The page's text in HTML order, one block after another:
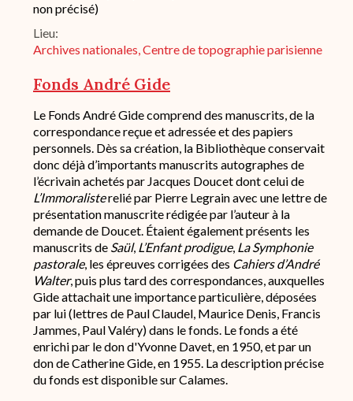
fond
/
historique
de
non précisé)
Lieu
Archives nationales, Centre de topographie parisienne
Fonds André Gide
Description
succincte
fond
/
historique
de
conservation
Le Fonds André Gide comprend des manuscrits, de la
correspondance reçue et adressée et des papiers
personnels. Dès sa création, la Bibliothèque conservait
donc déjà d’importants manuscrits autographes de
l’écrivain achetés par Jacques Doucet dont celui de
L’Immoralisterelié par Pierre Legrain avec une lettre de
présentation manuscrite rédigée par l’auteur à la
demande de Doucet. Étaient également présents les
manuscrits de Saül, L’Enfant prodigue, La Symphonie
pastorale, les épreuves corrigées des Cahiers d’André
Walter, puis plus tard des correspondances, auxquelles
Gide attachait une importance particulière, déposées
par lui (lettres de Paul Claudel, Maurice Denis, Francis
Jammes, Paul Valéry) dans le fonds. Le fonds a été
enrichi par le don d'Yvonne Davet, en 1950, et par un
don de Catherine Gide, en 1955. La description précise
du fonds est disponible sur Calames.